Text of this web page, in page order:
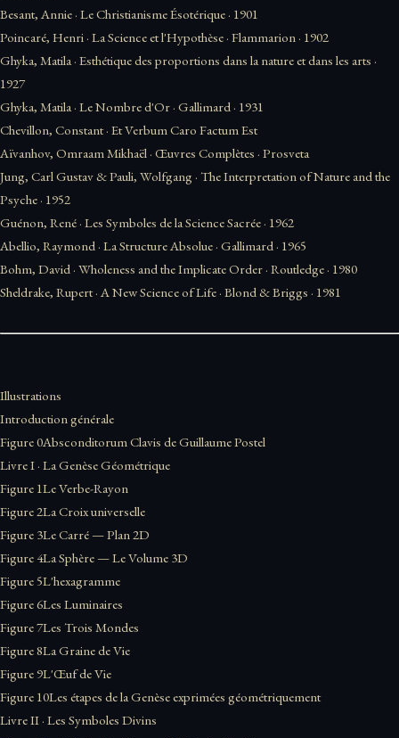
Besant, Annie · Le Christianisme Ésotérique · 1901
Poincaré, Henri · La Science et l'Hypothèse · Flammarion · 1902
Ghyka, Matila· Esthétique des proportions dans la nature et dans les arts ·
1927
Ghyka, Matila· Le Nombre d'Or · Gallimard · 1931
Chevillon, Constant· Et Verbum Caro Factum Est
Aïvanhov, Omraam Mikhaël · Œuvres Complètes · Prosveta
Jung, Carl Gustav & Pauli, Wolfgang · The Interpretation of Nature and the
Psyche · 1952
Guénon, René · Les Symboles de la Science Sacrée · 1962
Abellio, Raymond · La Structure Absolue · Gallimard · 1965
Bohm, David · Wholeness and the Implicate Order · Routledge · 1980
Sheldrake, Rupert· A New Science of Life · Blond & Briggs · 1981
Illustrations
Introduction générale
Figure 0Absconditorum Clavis de Guillaume Postel
Livre I · La Genèse Géométrique
Figure 1Le Verbe-Rayon
Figure 2La Croix universelle
Figure 3Le Carré — Plan 2D
Figure 4La Sphère — Le Volume 3D
Figure 5L'hexagramme
Figure 6Les Luminaires
Figure 7Les Trois Mondes
Figure 8La Graine de Vie
Figure 9L'Œuf de Vie
Figure 10Les étapes de la Genèse exprimées géométriquement
Livre II · Les Symboles Divins